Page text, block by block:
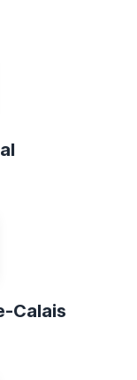
Calais